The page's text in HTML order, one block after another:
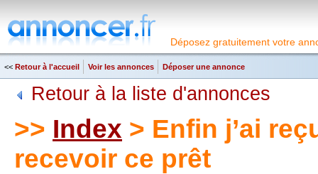
Déposez gratuitement votre
<< Retour à l'accueil Voir les annonces Déposer une annonce
Retour à la liste d'annonces
>> Index > Enfin j’ai
recevoir ce prêt